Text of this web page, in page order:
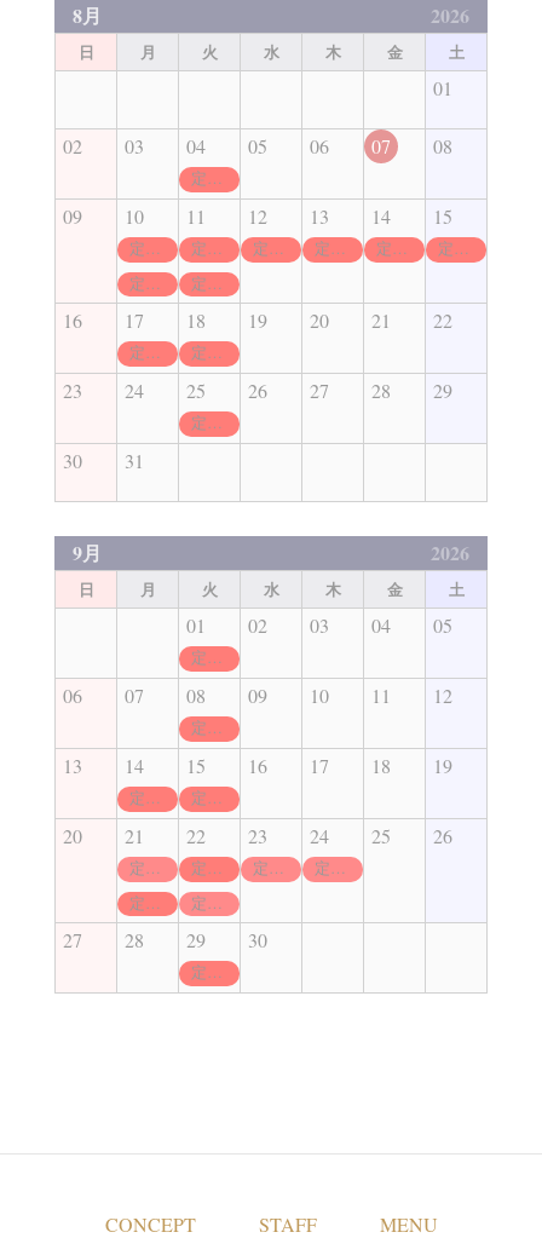
8月 2026
日 月 火 水 木 金 土
01
02 03 04
定休日
05 06 07 08
09 10
定休日
定休日
11
定休日
定休日
12
定休日
13
定休日
14
定休日
15
定休日
16 17
定休日
18
定休日
19 20 21 22
23 24 25
定休日
26 27 28 29
30 31
9月 2026
日 月 火 水 木 金 土
01
定休日
02 03 04 05
06 07 08
定休日
09 10 11 12
13 14
定休日
15
定休日
16 17 18 19
20 21
定休日
定休日
22
定休日
定休日
23
定休日
24
定休日
25 26
27 28 29
定休日
30
CONCEPT STAFF MENU